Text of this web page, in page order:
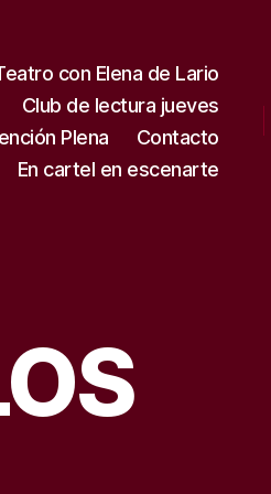
con Elena de Lario
Club de lectura jueves
Plena
Contacto
En cartel en escenarte